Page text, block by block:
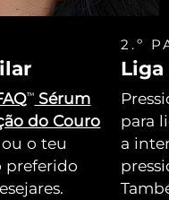
TM
Sérum
do Couro
ou o teu
preferido
2.º
Liga
para
a